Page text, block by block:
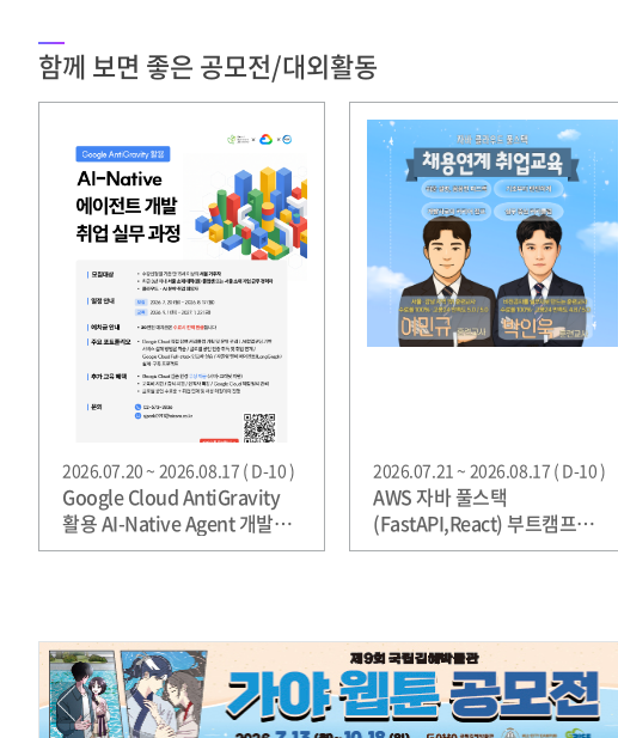
함께 보면 좋은 공모전/대외활동
2026.07.20 ~ 2026.08.17 ( D-10 )
Google Cloud AntiGravity
활용 AI-Native Agent 개발
취업실무과정
2026.07.21 ~ 2026.08.17 ( D-10 )
AWS 자바 풀스택
(FastAPI,React) 부트캠프
채용연계 취업교육